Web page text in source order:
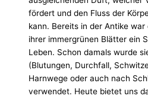
fördert und den Fluss der
kann. Bereits in der Antike
ihrer immergrünen Blätter ein
Leben. Schon damals wurde
(Blutungen, Durchfall,
Harnwege oder auch nach
verwendet. Heute bietet uns